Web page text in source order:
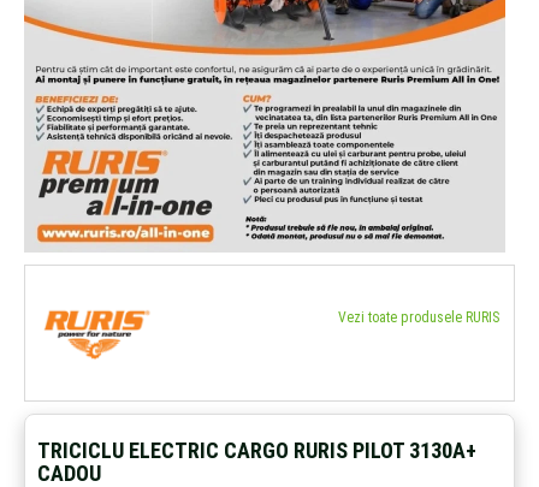
Vezi toate produsele RURIS
TRICICLU ELECTRIC CARGO RURIS PILOT 3130A+
CADOU